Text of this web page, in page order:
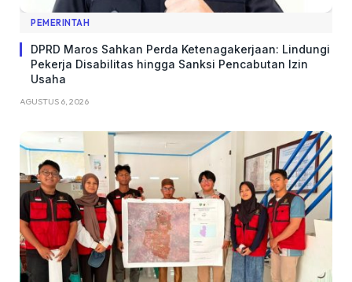
PEMERINTAH
DPRD Maros Sahkan Perda Ketenagakerjaan: Lindungi
Pekerja Disabilitas hingga Sanksi Pencabutan Izin
Usaha
AGUSTUS 6, 2026